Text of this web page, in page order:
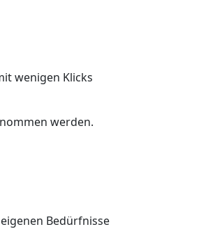
wenigen Klicks
werden.
Bedürfnisse